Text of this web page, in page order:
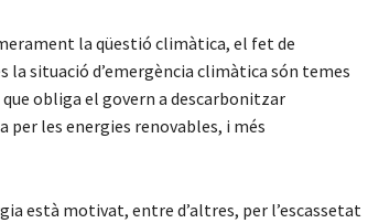
la qüestió climàtica, el fet de
situació d’emergència climàtica són temes
obliga el govern a descarbonitzar
per les energies renovables, i més
està motivat, entre d’altres, per l’escassetat